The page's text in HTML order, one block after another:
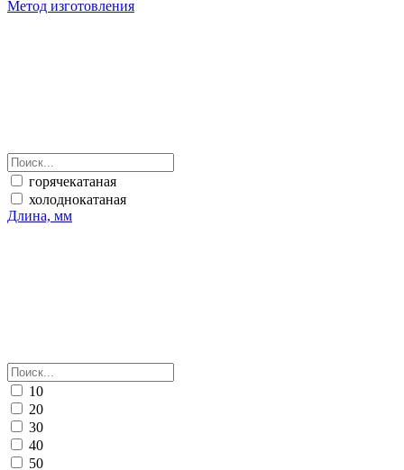
Метод изготовления
горячекатаная
холоднокатаная
Длина, мм
10
20
30
40
50